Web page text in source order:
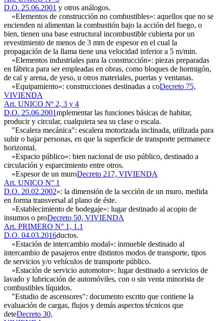
D.O. 25.06.2001 y otros análogos.
«Elementos de construcción no combustibles»: aquellos que no se
encienden ni alimentan la combustión bajo la acción del fuego, o
bien, tienen una base estructural incombustible cubierta por un
revestimiento de menos de 3 mm de espesor en el cual la
propagación de la llama tiene una velocidad inferior a 5 m/min.
«Elementos industriales para la construcción»: piezas preparadas
en fábrica para ser empleadas en obras, como bloques de hormigón,
de cal y arena, de yeso, u otros materiales, puertas y ventanas.
«Equipamiento»: construcciones destinadas a coDecreto 75,
VIVIENDA
Art. UNICO Nº 2, 3 y 4
D.O. 25.06.2001mplementar las funciones básicas de habitar,
producir y circular, cualquiera sea su clase o escala.
"Escalera mecánica": escalera motorizada inclinada, utilizada para
subir o bajar personas, en que la superficie de transporte permanece
horizontal.
«Espacio público»: bien nacional de uso público, destinado a
circulación y esparcimiento entre otros.
«Espesor de un muroDecreto 217, VIVIENDA
Art. UNICO N° 1
D.O. 20.02.2002»: la dimensión de la sección de un muro, medida
en forma transversal al plano de éste.
«Establecimiento de bodegaje»: lugar destinado al acopio de
insumos o proDecreto 50, VIVIENDA
Art. PRIMERO N° 1, 1.1
D.O. 04.03.2016ductos.
«Estación de intercambio modal»: inmueble destinado al
intercambio de pasajeros entre distintos modos de transporte, tipos
de servicios y/o vehículos de transporte público.
«Estación de servicio automotor»: lugar destinado a servicios de
lavado y lubricación de automóviles, con o sin venta minorista de
combustibles líquidos.
"Estudio de ascensores": documento escrito que contiene la
evaluación de cargas, flujos y demás aspectos técnicos que
deteDecreto 30,